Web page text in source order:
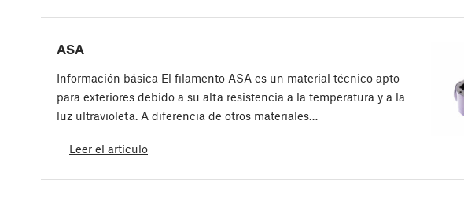
ASA
Información básica El filamento ASA es un material técnico apto
para exteriores debido a su alta resistencia a la temperatura y a la
luz ultravioleta. A diferencia de otros materiales…
Leer el artículo